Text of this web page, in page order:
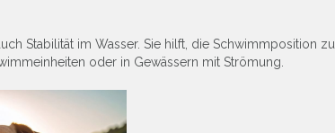
Stabilität im Wasser. Sie hilft, die Schwimmposition zu
oder in Gewässern mit Strömung.